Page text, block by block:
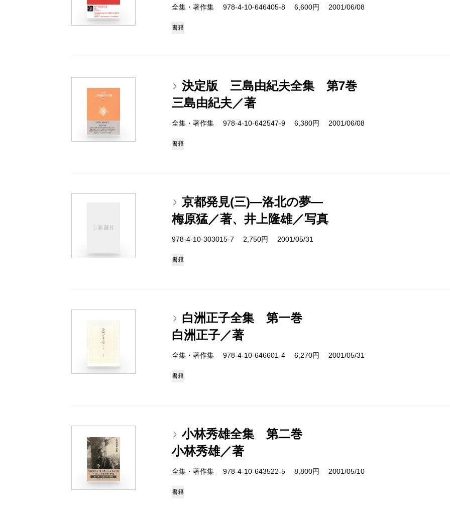
全集・著作集 978-4-10-646405-8 6,600円 2001/06/08
書籍
決定版 三島由紀夫全集 第7巻
三島由紀夫／著
全集・著作集 978-4-10-642547-9 6,380円 2001/06/08
書籍
京都発見(三)―洛北の夢―
梅原猛／著、井上隆雄／写真
978-4-10-303015-7 2,750円 2001/05/31
書籍
白洲正子全集 第一巻
白洲正子／著
全集・著作集 978-4-10-646601-4 6,270円 2001/05/31
書籍
小林秀雄全集 第二巻
小林秀雄／著
全集・著作集 978-4-10-643522-5 8,800円 2001/05/10
書籍